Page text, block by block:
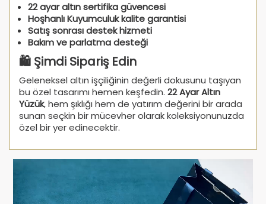
22 ayar altın sertifika güvencesi
Hoşhanlı Kuyumculuk kalite garantisi
Satış sonrası destek hizmeti
Bakım ve parlatma desteği
🛍️ Şimdi Sipariş Edin
Geleneksel altın işçiliğinin değerli dokusunu taşıyan
bu özel tasarımı hemen keşfedin. 22 Ayar Altın
Yüzük, hem şıklığı hem de yatırım değerini bir arada
sunan seçkin bir mücevher olarak koleksiyonunuzda
özel bir yer edinecektir.